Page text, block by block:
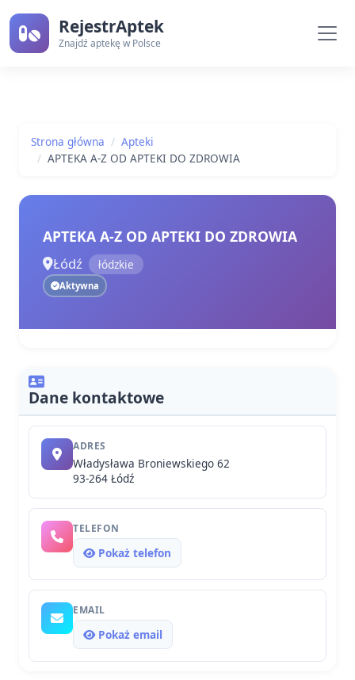
RejestrAptek
Znajdź aptekę w Polsce
Strona główna
Apteki
APTEKA A-Z OD APTEKI DO ZDROWIA
APTEKA A-Z OD APTEKI DO ZDROWIA
Łódź łódzkie
Aktywna
Dane kontaktowe
ADRES
Władysława Broniewskiego 62
93-264 Łódź
TELEFON
Pokaż telefon
EMAIL
Pokaż email